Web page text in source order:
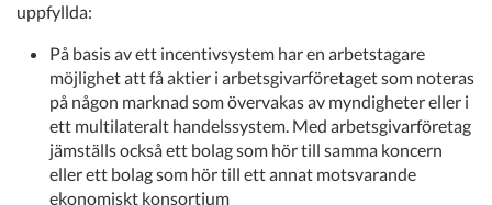
uppfyllda:
På basis av ett incentivsystem har en arbetstagare
möjlighet att få aktier i arbetsgivarföretaget som noteras
på någon marknad som övervakas av myndigheter eller i
ett multilateralt handelssystem. Med arbetsgivarföretag
jämställs också ett bolag som hör till samma koncern
eller ett bolag som hör till ett annat motsvarande
ekonomiskt konsortium